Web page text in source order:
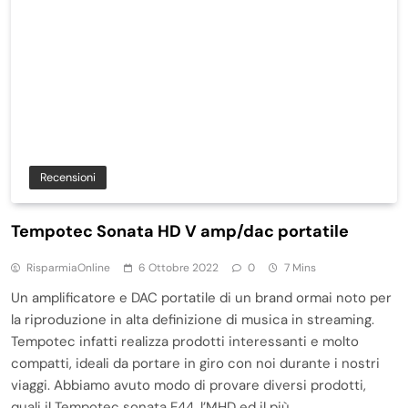
Recensioni
Tempotec Sonata HD V amp/dac portatile
RisparmiaOnline 6 Ottobre 2022 0 7 Mins
Un amplificatore e DAC portatile di un brand ormai noto per
la riproduzione in alta definizione di musica in streaming.
Tempotec infatti realizza prodotti interessanti e molto
compatti, ideali da portare in giro con noi durante i nostri
viaggi. Abbiamo avuto modo di provare diversi prodotti,